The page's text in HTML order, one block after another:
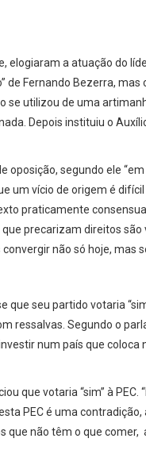
elogiaram a atuação do
de Fernando Bezerra,
se utilizou de uma
Depois instituiu o
oposição, segundo ele
um vício de origem é
praticamente
precarizam direitos
não só hoje, mas
que seu partido votaria
ressalvas. Segundo o
num país que coloca
que votaria “sim” à
PEC é uma
não têm o que comer,